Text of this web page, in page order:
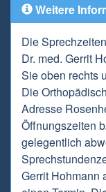
Weitere
Die
Dr. med. Gerrit
Sie oben rechts
Die
Adresse
Öffnungszeiten
gelegentlich
Gerrit Hohmann